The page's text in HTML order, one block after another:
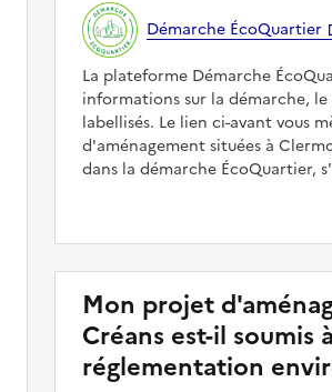
Démarche ÉcoQuartier
La plateforme Démarche
informations sur la démarche,
labellisés. Le lien ci-avant vous
d'aménagement situées à
dans la démarche ÉcoQuartier,
Mon projet
Créans est-il soumis
réglementation